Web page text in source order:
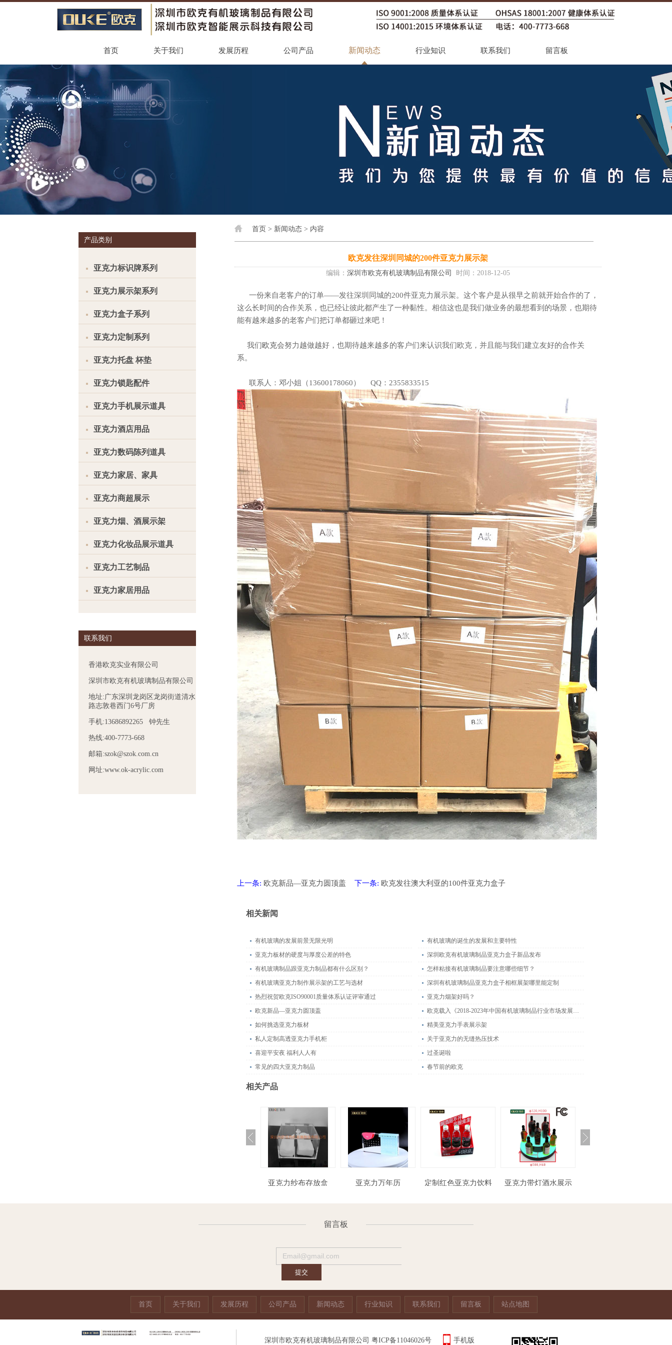
首页 关于我们 发展历程 公司产品 新闻动态 行业知识 联系我们 留言板
产品类别
亚克力标识牌系列
亚克力展示架系列
亚克力盒子系列
亚克力定制系列
亚克力托盘 杯垫
亚克力锁匙配件
亚克力手机展示道具
亚克力酒店用品
亚克力数码陈列道具
亚克力家居、家具
亚克力商超展示
亚克力烟、酒展示架
亚克力化妆品展示道具
亚克力工艺制品
亚克力家居用品
联系我们
香港欧克实业有限公司
深圳市欧克有机玻璃制品有限公司
地址:广东深圳龙岗区龙岗街道清水
路志敦巷西门6号厂房
手机:13686892265 钟先生
热线:400-7773-668
邮箱:szok@szok.com.cn
网址:www.ok-acrylic.com
首页 > 新闻动态 > 内容
欧克发往深圳同城的200件亚克力展示架
编辑： 深圳市欧克有机玻璃制品有限公司 时间：2018-12-05
一份来自老客户的订单——发往深圳同城的200件亚克力展示架。这个客户是从很早之前就开始合作的了，
这么长时间的合作关系，也已经让彼此都产生了一种黏性。相信这也是我们做业务的最想看到的场景，也期待
能有越来越多的老客户们把订单都砸过来吧！
我们欧克会努力越做越好，也期待越来越多的客户们来认识我们欧克，并且能与我们建立友好的合作关
系。
联系人：邓小姐（13600178060） QQ：2355833515
上一条: 欧克新品—亚克力圆顶盖 下一条: 欧克发往澳大利亚的100件亚克力盒子
相关新闻
有机玻璃的发展前景无限光明
有机玻璃的诞生的发展和主要特性
亚克力板材的硬度与厚度公差的特色
深圳欧克有机玻璃制品亚克力盒子新品发布
有机玻璃制品跟亚克力制品都有什么区别？
怎样粘接有机玻璃制品要注意哪些细节？
有机玻璃亚克力制作展示架的工艺与选材
深圳有机玻璃制品亚克力盒子相框展架哪里能定制
热烈祝贺欧克ISO90001质量体系认证评审通过
亚克力烟架好吗？
欧克新品—亚克力圆顶盖
欧克载入《2018-2023年中国有机玻璃制品行业市场发展现状调研于投资趋势前景分析报告》
如何挑选亚克力板材
精美亚克力手表展示架
私人定制高透亚克力手机柜
关于亚克力的无缝热压技术
喜迎平安夜 福利人人有
过圣诞啦
常见的四大亚克力制品
春节前的欧克
相关产品
亚克力纱布存放盒 亚克力万年历
定制红色亚克力饮料
亚克力带灯酒水展示
留言板
首页 关于我们 发展历程 公司产品 新闻动态 行业知识 联系我们 留言板 站点地图
深圳市欧克有机玻璃制品有限公司 粤ICP备11046026号 手机版